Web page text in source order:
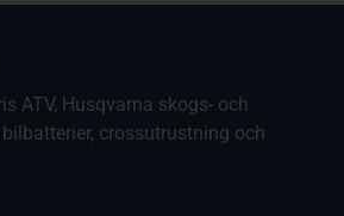
ATV, Husqvarna skogs- och
crossutrustning och